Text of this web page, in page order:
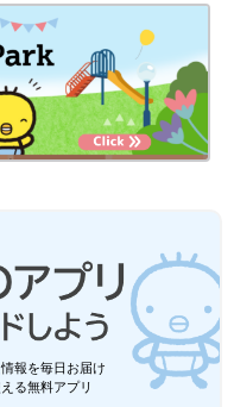
報を毎日お届け
る無料アプリ